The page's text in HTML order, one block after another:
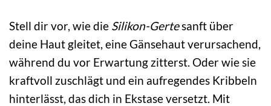
Stell dir vor, wie die Silikon-Gertesanft über
deine Haut gleitet, eine Gänsehaut verursachend,
während du vor Erwartung zitterst. Oder wie sie
kraftvoll zuschlägt und ein aufregendes Kribbeln
hinterlässt, das dich in Ekstase versetzt. Mit